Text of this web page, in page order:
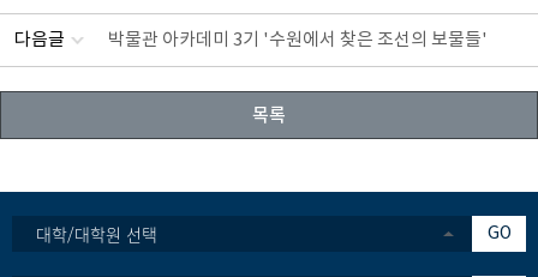
다음글 박물관 아카데미 3기 '수원에서 찾은 조선의 보물들'
목록
대학/대학원 선택 GO